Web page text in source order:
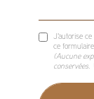
J'autorise ce
ce
(Aucune
conservées.